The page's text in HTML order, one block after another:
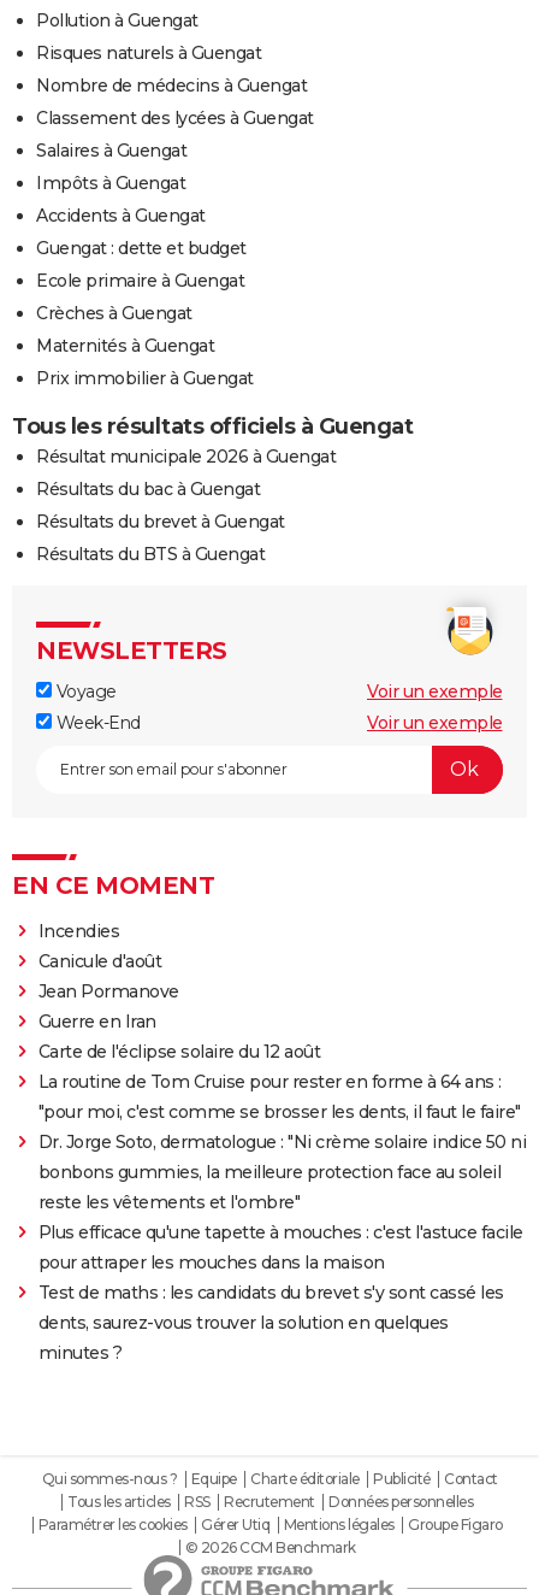
Pollution à Guengat
Risques naturels à Guengat
Nombre de médecins à Guengat
Classement des lycées à Guengat
Salaires à Guengat
Impôts à Guengat
Accidents à Guengat
Guengat : dette et budget
Ecole primaire à Guengat
Crèches à Guengat
Maternités à Guengat
Prix immobilier à Guengat
Tous les résultats officiels à Guengat
Résultat municipale 2026 à Guengat
Résultats du bac à Guengat
Résultats du brevet à Guengat
Résultats du BTS à Guengat
NEWSLETTERS
Voyage
Voir un exemple
Week-End
Voir un exemple
EN CE MOMENT
Incendies
Canicule d'août
Jean Pormanove
Guerre en Iran
Carte de l'éclipse solaire du 12 août
La routine de Tom Cruise pour rester en forme à 64 ans :
"pour moi, c'est comme se brosser les dents, il faut le faire"
Dr. Jorge Soto, dermatologue : "Ni crème solaire indice 50 ni
bonbons gummies, la meilleure protection face au soleil
reste les vêtements et l'ombre"
Plus efficace qu'une tapette à mouches : c'est l'astuce facile
pour attraper les mouches dans la maison
Test de maths : les candidats du brevet s'y sont cassé les
dents, saurez-vous trouver la solution en quelques
minutes ?
Qui sommes-nous ? Equipe Charte éditoriale Publicité
Contact
Tous les articles
RSS Recrutement
Données personnelles
Paramétrer les cookies
Gérer Utiq Mentions légales
Groupe Figaro
© 2026 CCM Benchmark